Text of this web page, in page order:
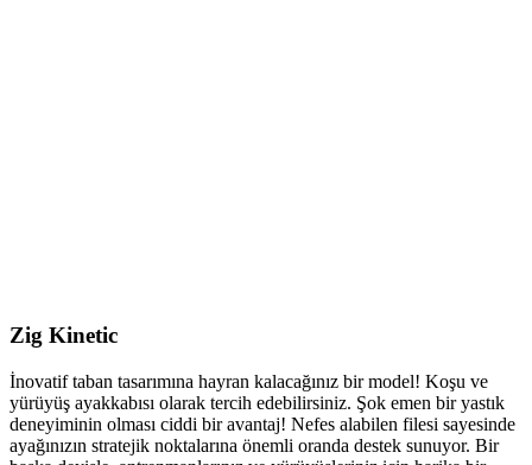
Zig Kinetic
İnovatif taban tasarımına hayran kalacağınız bir model! Koşu ve
yürüyüş ayakkabısı olarak tercih edebilirsiniz. Şok emen bir yastık
deneyiminin olması ciddi bir avantaj! Nefes alabilen filesi sayesinde
ayağınızın stratejik noktalarına önemli oranda destek sunuyor. Bir